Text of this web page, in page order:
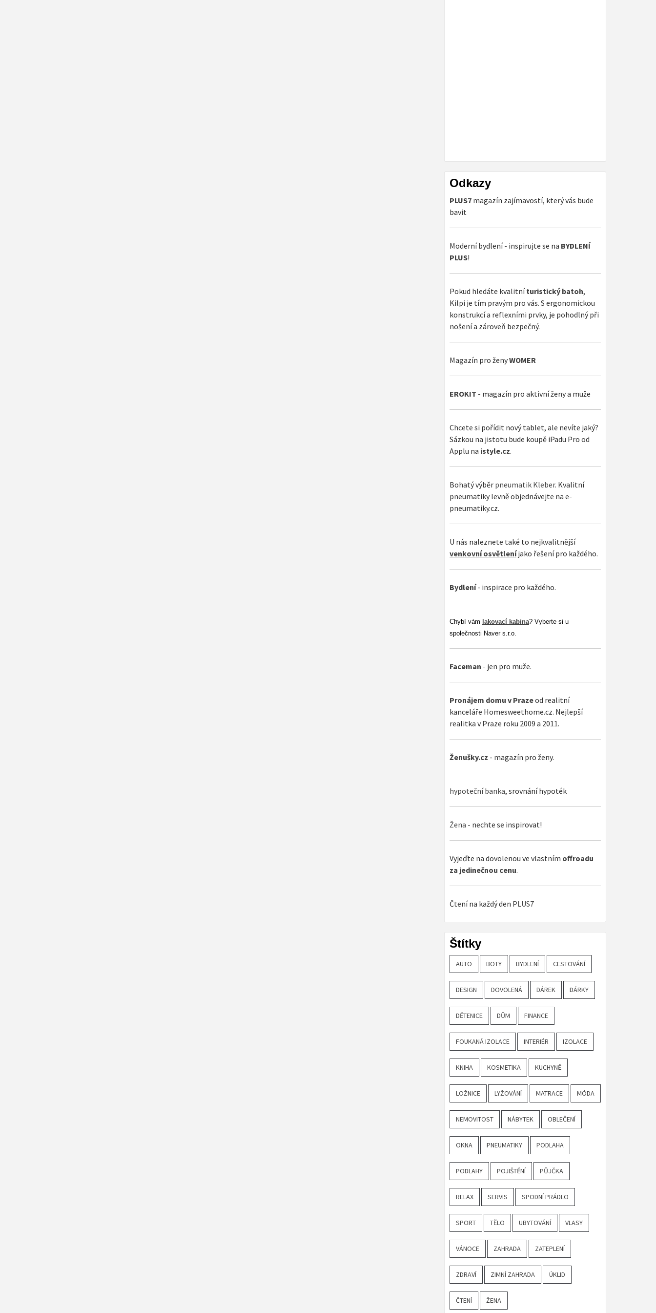
Odkazy
PLUS7 magazín zajímavostí, který vás bude
bavit
Moderní bydlení - inspirujte se na BYDLENÍ
PLUS!
Pokud hledáte kvalitníturistický batoh,
Kilpi je tím pravým pro vás. S ergonomickou
konstrukcí a reflexními prvky, je pohodlný při
nošení a zároveň bezpečný.
Magazín pro ženyWOMER
EROKIT - magazín pro aktivní ženy a muže
Chcete si pořídit nový tablet, ale nevíte jaký?
Sázkou na jistotu bude koupě iPadu Pro od
Applu na istyle.cz.
Bohatý výběr pneumatik Kleber. Kvalitní
pneumatiky levně objednávejte na e-
pneumatiky.cz.
U nás naleznete také to nejkvalitnější
venkovní osvětleníjako řešení pro každého.
Bydlení- inspirace pro každého.
Chybí vám lakovací kabina? Vyberte si u
společnosti Naver s.r.o.
Faceman - jen pro muže.
Pronájem domu v Prazeod realitní
kanceláře Homesweethome.cz. Nejlepší
realitka v Praze roku 2009 a 2011.
Ženušky.cz - magazín pro ženy.
hypoteční banka, srovnání hypoték
Žena - nechte se inspirovat!
Vyjeďte na dovolenou ve vlastním offroadu
za jedinečnou cenu.
Čtení na každý den PLUS7
Štítky
AUTO BOTY BYDLENÍ CESTOVÁNÍ
DESIGN DOVOLENÁ DÁREK DÁRKY
DĚTENICE DŮM FINANCE
FOUKANÁ IZOLACE INTERIÉR IZOLACE
KNIHA KOSMETIKA KUCHYNĚ
LOŽNICE LYŽOVÁNÍ MATRACE MÓDA
NEMOVITOST NÁBYTEK OBLEČENÍ
OKNA PNEUMATIKY PODLAHA
PODLAHY POJIŠTĚNÍ PŮJČKA
RELAX SERVIS SPODNÍ PRÁDLO
SPORT TĚLO UBYTOVÁNÍ VLASY
VÁNOCE ZAHRADA ZATEPLENÍ
ZDRAVÍ ZIMNÍ ZAHRADA ÚKLID
ČTENÍ ŽENA